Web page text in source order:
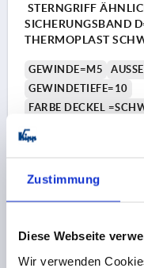
Zustimmung
Diese Webseite
Wir verwenden
STERNGRIFF
SICHERUNGSBAND
THERMOPLAST
GEWINDE=M5
GEWINDETIEFE=10
FARBE DECKEL
D8=12
zzgl. MwSt.
K0154 KS